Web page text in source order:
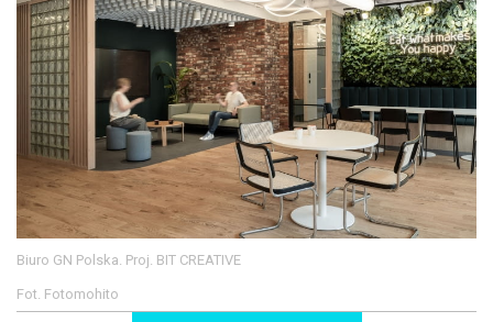
Biuro GN Polska. Proj. BIT CREATIVE
Fot. Fotomohito